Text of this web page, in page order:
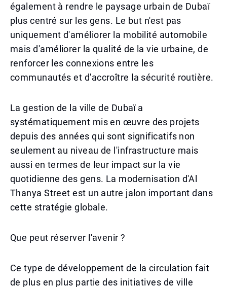
également à rendre le paysage urbain de Dubaï
plus centré sur les gens. Le but n'est pas
uniquement d'améliorer la mobilité automobile
mais d'améliorer la qualité de la vie urbaine, de
renforcer les connexions entre les
communautés et d'accroître la sécurité routière.
La gestion de la ville de Dubaï a
systématiquement mis en œuvre des projets
depuis des années qui sont significatifs non
seulement au niveau de l'infrastructure mais
aussi en termes de leur impact sur la vie
quotidienne des gens. La modernisation d'Al
Thanya Street est un autre jalon important dans
cette stratégie globale.
Que peut réserver l'avenir ?
Ce type de développement de la circulation fait
de plus en plus partie des initiatives de ville